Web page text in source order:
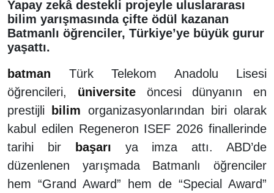
Yapay zekâ destekli projeyle uluslararası
bilim yarışmasında çifte ödül kazanan
Batmanlı öğrenciler, Türkiye’ye büyük gurur
yaşattı.
batman Türk Telekom Anadolu Lisesi
öğrencileri, üniversiteöncesi dünyanın en
prestijli
bilim organizasyonlarından biri olarak
kabul edilen Regeneron ISEF 2026 finallerinde
tarihi bir
başarı ya imza attı. ABD’de
düzenlenen yarışmada Batmanlı öğrenciler
hem “Grand Award” hem de “Special Award”